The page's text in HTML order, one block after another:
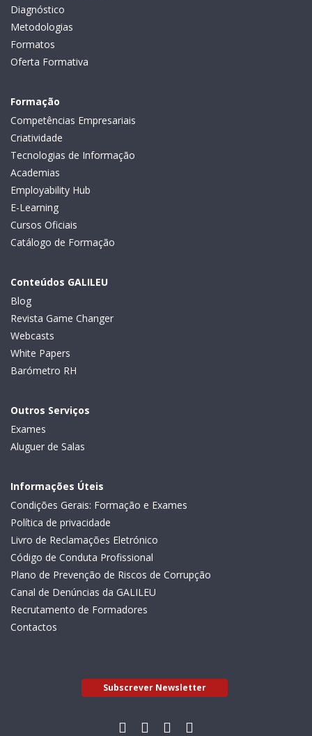
Diagnóstico
Metodologias
Formatos
Oferta Formativa
Formação
Competências Empresariais
Criatividade
Tecnologias de Informação
Academias
Employability Hub
E-Learning
Cursos Oficiais
Catálogo de Formação
Conteúdos GALILEU
Blog
Revista Game Changer
Webcasts
White Papers
Barómetro RH
Outros Serviços
Exames
Aluguer de Salas
Informações Úteis
Condições Gerais: Formação e Exames
Política de privacidade
Livro de Reclamações Eletrónico
Código de Conduta Profissional
Plano de Prevenção de Riscos de Corrupção
Canal de Denúncias da GALILEU
Recrutamento de Formadores
Contactos
Subscrever Newsletter